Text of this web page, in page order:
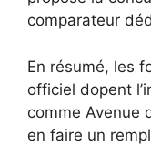
comparateur
En résumé, les
officiel dopent
comme Avenue
en faire un